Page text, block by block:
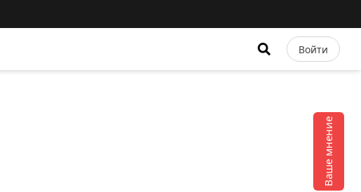
Войти
Ваше мнение